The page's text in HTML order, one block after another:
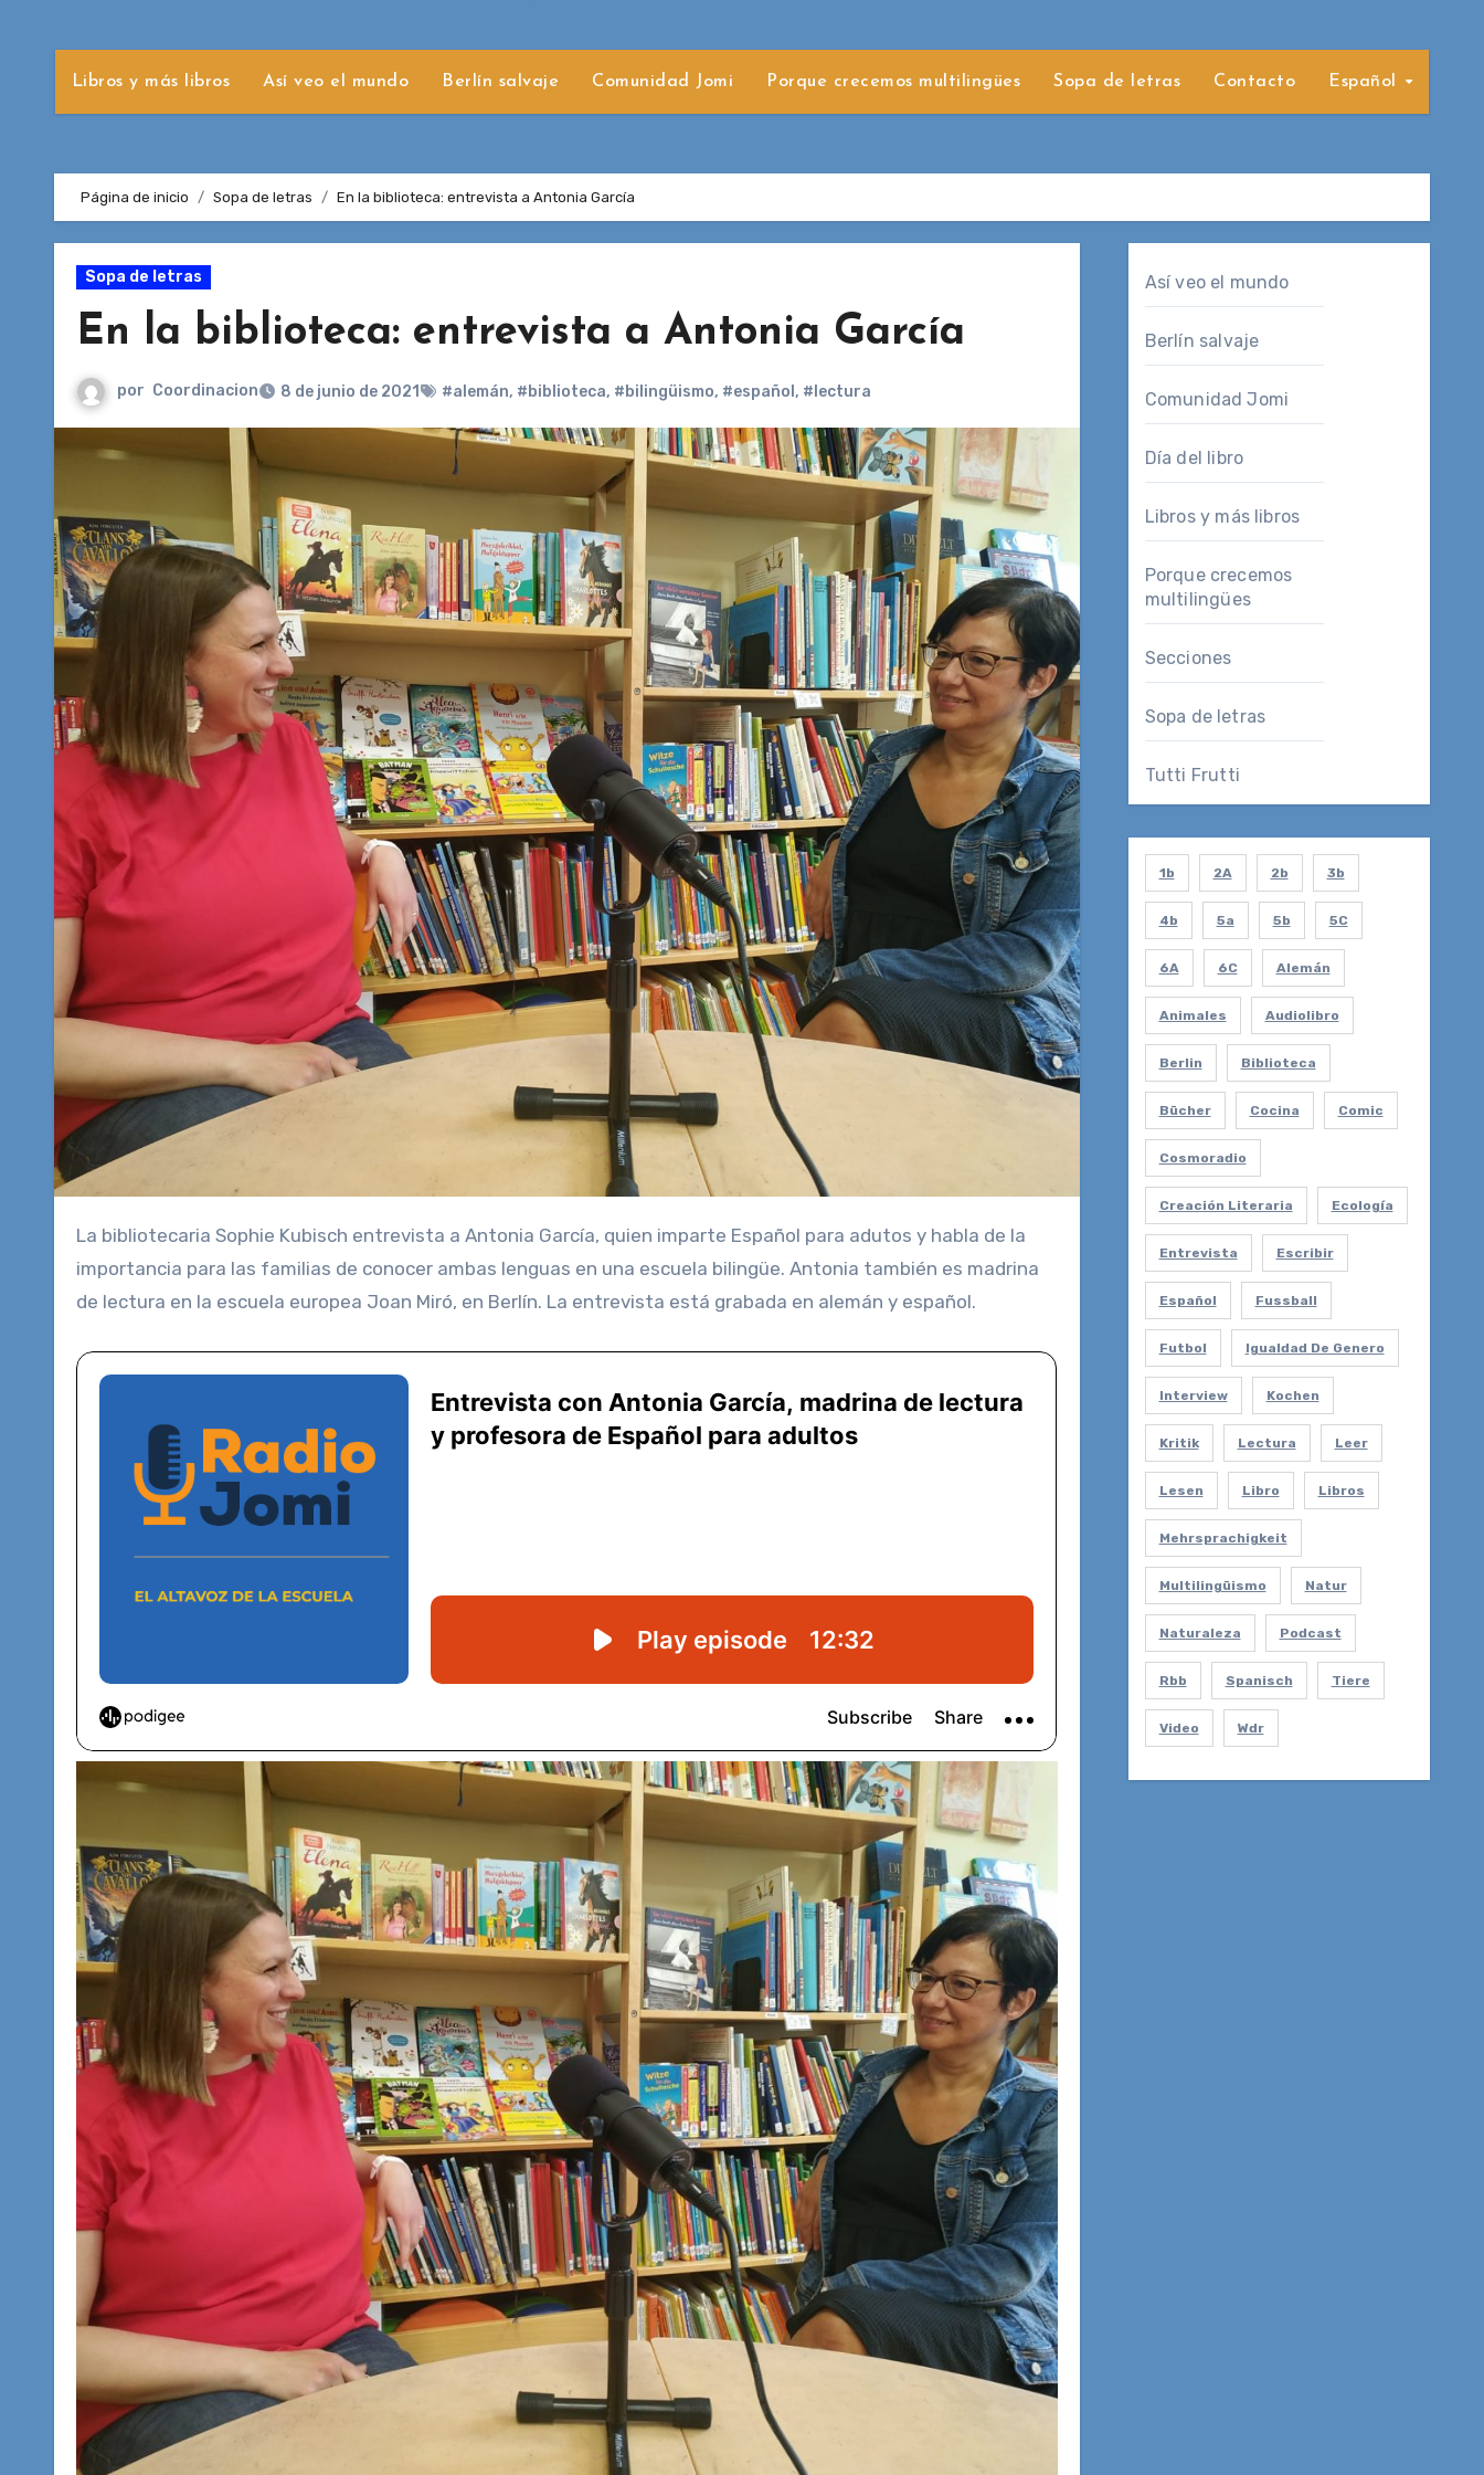
Libros y más libros Así veo el mundo Berlín salvaje Comunidad Jomi Porque crecemos multilingües Sopa de letras Contacto Español
Página de inicio Sopa de letras En la biblioteca: entrevista a Antonia García
Sopa de letras
En la biblioteca: entrevista a Antonia García
por Coordinacion 8 de junio de 2021 #alemán, #biblioteca, #bilingüismo, #español , #lectura
La bibliotecaria Sophie Kubisch entrevista a Antonia García, quien imparte Español para adutos y habla de la
importancia para las familias de conocer ambas lenguas en una escuela bilingüe. Antonia también es madrina
de lectura en la escuela europea Joan Miró, en Berlín. La entrevista está grabada en alemán y español.
Así veo el mundo
Berlín salvaje
Comunidad Jomi
Día del libro
Libros y más libros
Porque crecemos
multilingües
Secciones
Sopa de letras
Tutti Frutti
1b 2A 2b 3b
4b 5a 5b 5C
6A 6C Alemán
Animales Audiolibro
Berlin Biblioteca
Bücher Cocina Comic
Cosmoradio
Creación Literaria Ecología
Entrevista Escribir
Español Fussball
Futbol Igualdad De Genero
Interview Kochen
Kritik Lectura Leer
Lesen Libro Libros
Mehrsprachigkeit
Multilingüismo Natur
Naturaleza Podcast
Rbb Spanisch Tiere
Video Wdr